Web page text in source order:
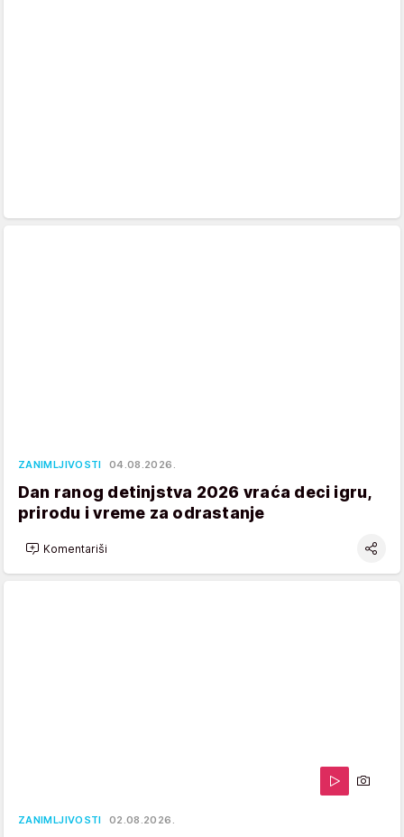
ZANIMLJIVOSTI 04.08.2026.
Dan ranog detinjstva 2026 vraća deci igru,
prirodu i vreme za odrastanje
Komentariši
ZANIMLJIVOSTI 02.08.2026.